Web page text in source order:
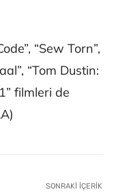
“Sew Torn”,
“Tom Dustin:
filmleri de
SONRAKI İÇERIK